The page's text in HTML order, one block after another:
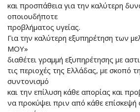
και προσπάθεια για την καλύτερη
οποιουδήποτε
προβλήματος υγείας.
Για την καλύτερη εξυπηρέτηση των
ΜΟΥ»
διαθέτει γραμμή εξυπηρέτησης με
τις περιοχές της Ελλάδας, με σκοπό
συντονισμό
και την επίλυση κάθε απορίας και
να προκύψει πριν από κάθε επίσκεψή